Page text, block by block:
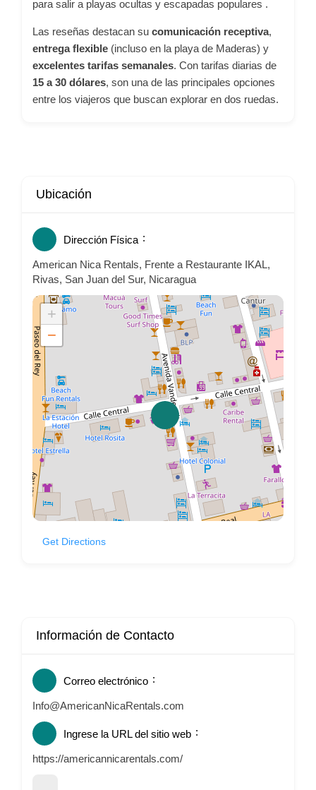
para salir a playas ocultas y escapadas populares .
Las reseñas destacan su comunicación receptiva,
entrega flexible (incluso en la playa de Maderas) y
excelentes tarifas semanales. Con tarifas diarias de
15 a 30 dólares, son una de las principales opciones
entre los viajeros que buscan explorar en dos ruedas.
Ubicación
Dirección Física
American Nica Rentals, Frente a Restaurante IKAL,
Rivas, San Juan del Sur, Nicaragua
+
−
Get Directions
Información de Contacto
Correo electrónico
Info@AmericanNicaRentals.com
Ingrese la URL del sitio web
https://americannicarentals.com/